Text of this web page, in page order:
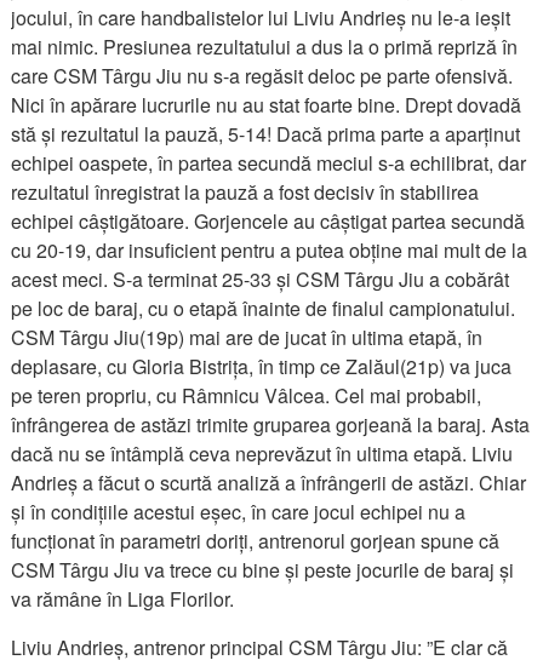
jocului, în care handbalistelor lui Liviu Andrieș nu le-a ieșit
mai nimic. Presiunea rezultatului a dus la o primă repriză în
care CSM Târgu Jiu nu s-a regăsit deloc pe parte ofensivă.
Nici în apărare lucrurile nu au stat foarte bine. Drept dovadă
stă și rezultatul la pauză, 5-14! Dacă prima parte a aparținut
echipei oaspete, în partea secundă meciul s-a echilibrat, dar
rezultatul înregistrat la pauză a fost decisiv în stabilirea
echipei câștigătoare. Gorjencele au câștigat partea secundă
cu 20-19, dar insuficient pentru a putea obține mai mult de la
acest meci. S-a terminat 25-33 și CSM Târgu Jiu a cobărât
pe loc de baraj, cu o etapă înainte de finalul campionatului.
CSM Târgu Jiu(19p) mai are de jucat în ultima etapă, în
deplasare, cu Gloria Bistrița, în timp ce Zalăul(21p) va juca
pe teren propriu, cu Râmnicu Vâlcea. Cel mai probabil,
înfrângerea de astăzi trimite gruparea gorjeană la baraj. Asta
dacă nu se întâmplă ceva neprevăzut în ultima etapă. Liviu
Andrieș a făcut o scurtă analiză a înfrângerii de astăzi. Chiar
și în condițiile acestui eșec, în care jocul echipei nu a
funcționat în parametri doriți, antrenorul gorjean spune că
CSM Târgu Jiu va trece cu bine și peste jocurile de baraj și
va rămâne în Liga Florilor.
Liviu Andrieș, antrenor principal CSM Târgu Jiu: ”E clar că